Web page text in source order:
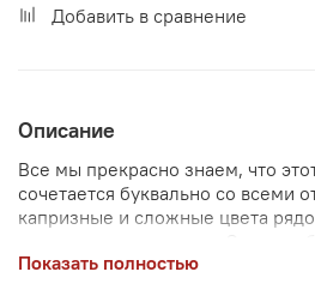
Добавить в сравнение
Описание
Все мы прекрасно знаем, что
сочетается буквально со всеми
капризные и сложные цвета
наряд, даже если его не очень
Показать полностью